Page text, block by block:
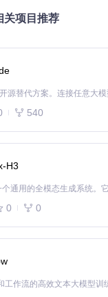
DDR4-3200
10 20H2或更高版本
显卡 → 启用NVENC硬件
显卡 → 启用VCE硬件编码
选择YUV 4:2:2，帧率可设
关闭抗锯齿和动态模糊
PCIe带宽瓶颈导致画面
关项目推荐
540
H3
0 0
工作流的高效文本大模型训